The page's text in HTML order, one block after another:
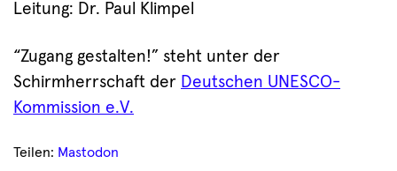
Leitung: Dr. Paul Klimpel
“Zugang gestalten!” steht unter der
Schirmherrschaft der Deutschen UNESCO-
Kommission e.V.
Teilen: Mastodon